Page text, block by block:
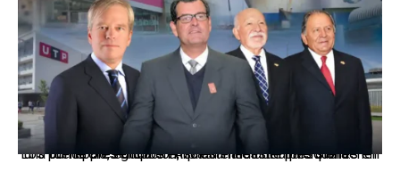
Los principales grupos empresariales del país mantienen una fuerte presencia en Áncash mediante inversiones en comercio, educación, salud e industria pesquera.